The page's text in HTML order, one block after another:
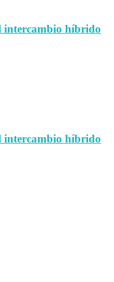
intercambio híbrido
intercambio híbrido